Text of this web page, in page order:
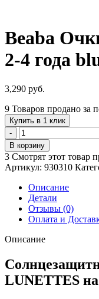
Beaba
2-4 года
3,290 руб.
9 Товаров продано за
Купить в 1 клик
Количество
товара
Beaba
Очки
солнцезащитные
2-
4
года
blue
В корзину
3 Смотрят этот товар
Артикул: 930310
Описание
Детали
Отзывы (0)
Оплата и
Описание
LUNETTES на